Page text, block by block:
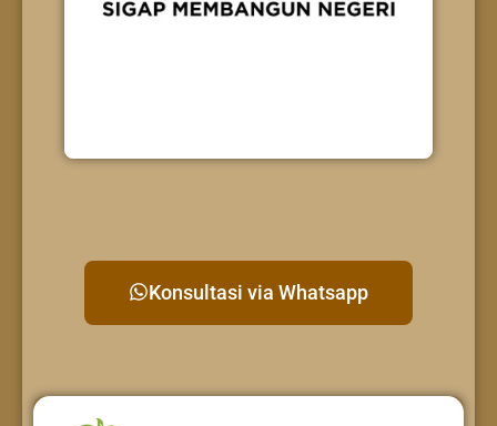
Konsultasi via Whatsapp